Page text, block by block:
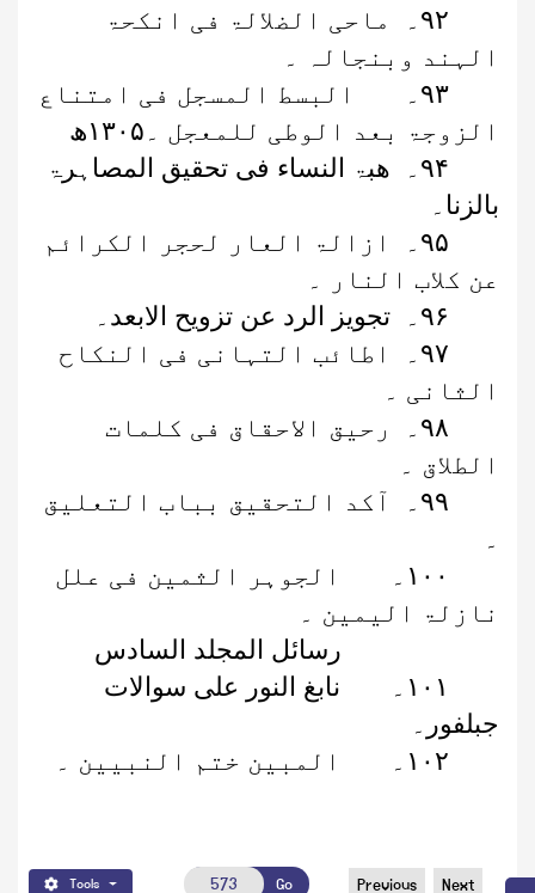
۹۲ ۔
ماحی الضلالۃ فی انکحۃ
الہند وبنجالہ ۔
۹۳ ۔ البسط المسجل فی امتناع
الزوجۃ بعد الوطی للمعجل ۔ ۱۳۰۵ھ
۹۴ ۔
ھبۃ النساء فی تحقیق المصاہرۃ
بالزنا۔
۹۵ ۔
ازالۃ العار لحجر الکرائم
عن کلاب النار ۔
۹۶ ۔
تجویز الرد عن تزویح الابعد۔
۹۷ ۔
اطائب التہانی فی النکاح
الثانی ۔
۹۸ ۔
رحیق الاحقاق فی کلمات
الطلاق ۔
۹۹ ۔
آکد التحقیق بباب التعلیق
۔
۱۰۰ ۔
الجوہر الثمین فی علل
نازلۃ الیمین ۔
رسائل المجلد السادس
۱۰۱ ۔
نابغ النور علی سوالات
جبلفور۔
۱۰۲ ۔ المبین ختم النبیین ۔
Tools Go Previous Next